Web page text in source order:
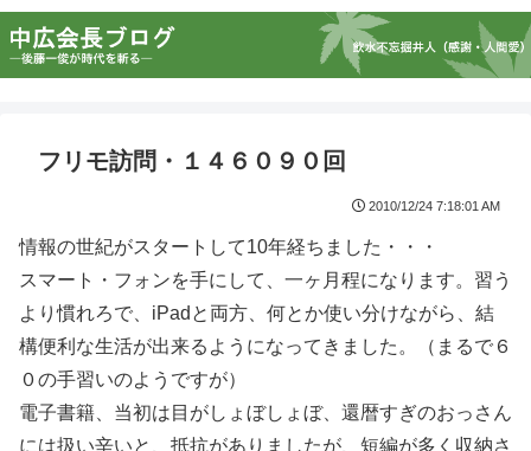
フリモ訪問・１４６０９０回
2010/12/24 7:18:01 AM
情報の世紀がスタートして10年経ちました・・・
スマート・フォンを手にして、一ヶ月程になります。習う
より慣れろで、iPadと両方、何とか使い分けながら、結
構便利な生活が出来るようになってきました。（まるで６
０の手習いのようですが）
電子書籍、当初は目がしょぼしょぼ、還暦すぎのおっさん
には扱い辛いと、抵抗がありましたが、短編が多く収納さ